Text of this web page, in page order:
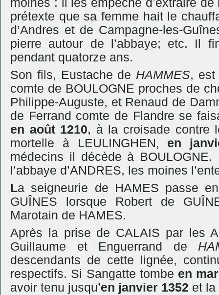
moines : il les empêche d’extraire
prétexte que sa femme hait le
d’Andres et de Campagne-les-
pierre autour de l’abbaye; etc. Il
pendant quatorze ans.
Son fils, Eustache de HAMMES, est
comte de BOULOGNE proches de
Philippe-Auguste, et Renaud de
de Ferrand comte de Flandre se
en août 1210, à la croisade contre
mortelle à LEULINGHEN, en
médecins il décède à
l’abbaye d’ANDRES, les moines
La seigneurie de HAMES passe
GUÎNES lorsque Robert de
Marotain de HAMES.
Après la prise de CALAIS par les
Guillaume et Enguerrand de
descendants de cette lignée,
respectifs. Si Sangatte tombe en
avoir tenu jusqu’en janvier 1352 et la